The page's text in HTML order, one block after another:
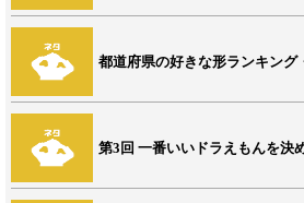
都道府県の好きな形ランキング
第3回 一番いいドラえもんを決